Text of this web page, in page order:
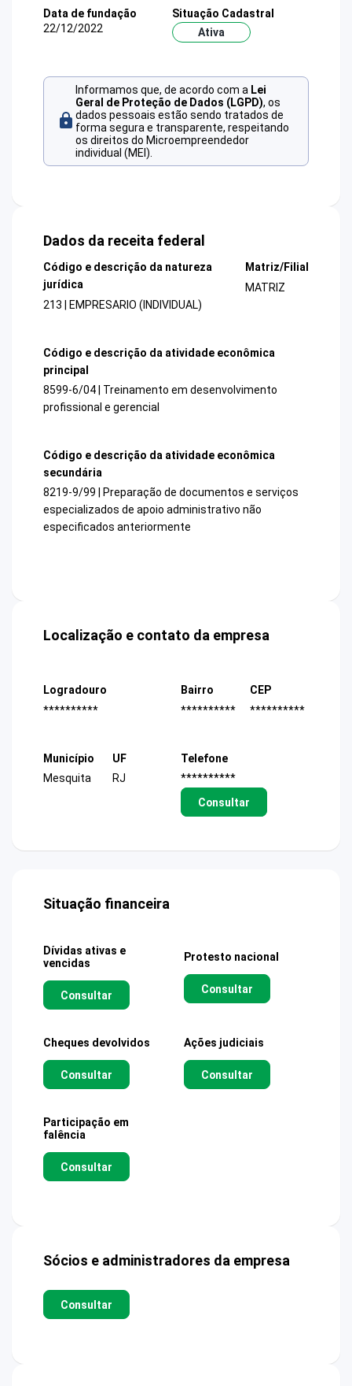
Data de fundação
22/12/2022
Situação Cadastral
Ativa
Informamos que, de acordo com a Lei
Geral de Proteção de Dados (LGPD), os
dados pessoais estão sendo tratados de
forma segura e transparente, respeitando
os direitos do Microempreendedor
individual (MEI).
Dados da receita federal
Código e descrição da natureza
jurídica
213 | EMPRESARIO (INDIVIDUAL)
Matriz/Filial
MATRIZ
Código e descrição da atividade econômica
principal
8599-6/04 | Treinamento em desenvolvimento
profissional e gerencial
Código e descrição da atividade econômica
secundária
8219-9/99 | Preparação de documentos e serviços
especializados de apoio administrativo não
especificados anteriormente
Localização e contato da empresa
Logradouro
**********
Bairro
**********
CEP
**********
Município
Mesquita
UF
RJ
Telefone
**********
Consultar
Situação financeira
Dívidas ativas e
vencidas
Consultar
Protesto nacional
Consultar
Cheques devolvidos
Consultar
Ações judiciais
Consultar
Participação em
falência
Consultar
Sócios e administradores da empresa
Consultar